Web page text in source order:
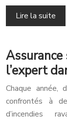
Lire la suite
l’expert
Chaque année,
confrontés à
d’incendies